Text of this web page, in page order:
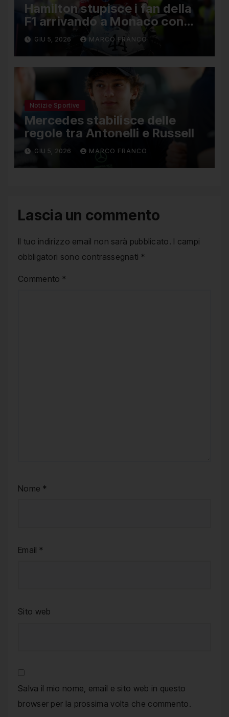
Hamilton stupisce i fan della
F1 arrivando a Monaco con
una Ducati in edizione limitata
GIU 5, 2026 MARCO FRANCO
Notizie Sportive
Mercedes stabilisce delle
regole tra Antonelli e Russell
GIU 5, 2026 MARCO FRANCO
Lascia un commento
Il tuo indirizzo email non sarà pubblicato. I campi
obbligatori sono contrassegnati *
Commento *
Nome *
Email *
Sito web
Salva il mio nome, email e sito web in questo
browser per la prossima volta che commento.